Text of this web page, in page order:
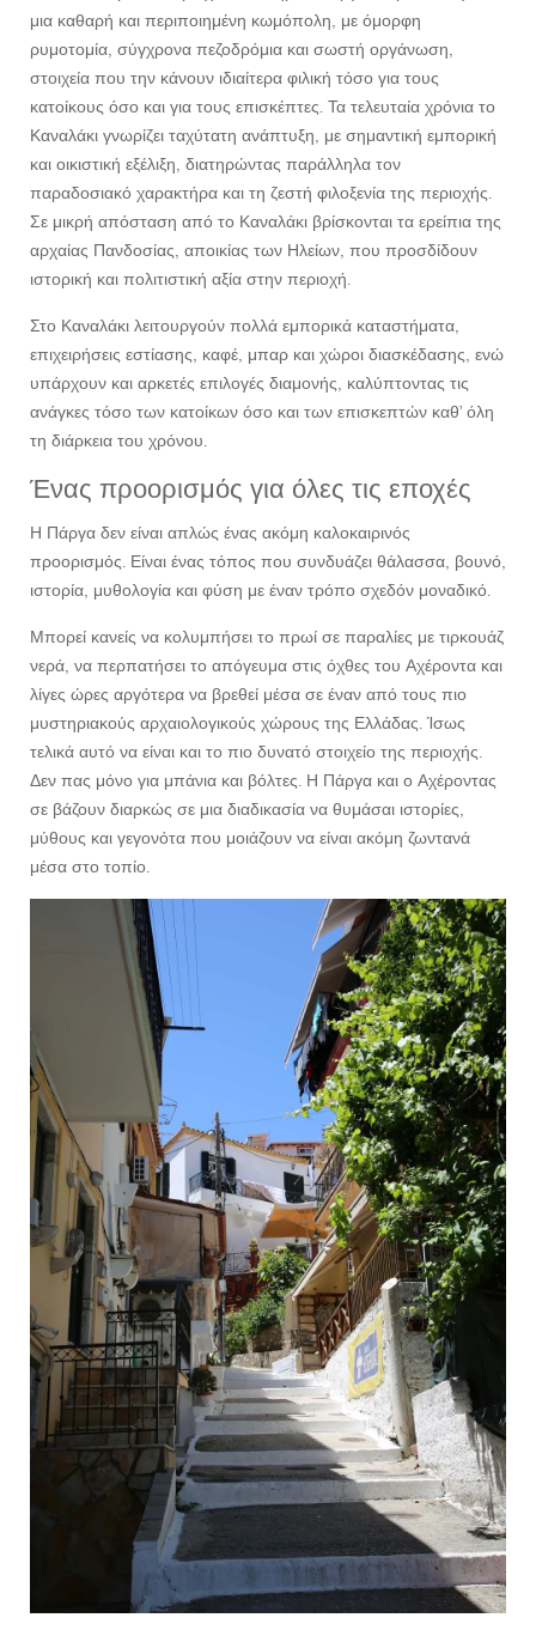
μια καθαρή και περιποιημένη κωμόπολη, με όμορφη
ρυμοτομία, σύγχρονα πεζοδρόμια και σωστή οργάνωση,
στοιχεία που την κάνουν ιδιαίτερα φιλική τόσο για τους
κατοίκους όσο και για τους επισκέπτες. Τα τελευταία χρόνια το
Καναλάκι γνωρίζει ταχύτατη ανάπτυξη, με σημαντική εμπορική
και οικιστική εξέλιξη, διατηρώντας παράλληλα τον
παραδοσιακό χαρακτήρα και τη ζεστή φιλοξενία της περιοχής.
Σε μικρή απόσταση από το Καναλάκι βρίσκονται τα ερείπια της
αρχαίας Πανδοσίας, αποικίας των Ηλείων, που προσδίδουν
ιστορική και πολιτιστική αξία στην περιοχή.
Στο Καναλάκι λειτουργούν πολλά εμπορικά καταστήματα,
επιχειρήσεις εστίασης, καφέ, μπαρ και χώροι διασκέδασης, ενώ
υπάρχουν και αρκετές επιλογές διαμονής, καλύπτοντας τις
ανάγκες τόσο των κατοίκων όσο και των επισκεπτών καθ’ όλη
τη διάρκεια του χρόνου.
Ένας προορισμός για όλες τις εποχές
Η Πάργα δεν είναι απλώς ένας ακόμη καλοκαιρινός
προορισμός. Είναι ένας τόπος που συνδυάζει θάλασσα, βουνό,
ιστορία, μυθολογία και φύση με έναν τρόπο σχεδόν μοναδικό.
Μπορεί κανείς να κολυμπήσει το πρωί σε παραλίες με τιρκουάζ
νερά, να περπατήσει το απόγευμα στις όχθες του Αχέροντα και
λίγες ώρες αργότερα να βρεθεί μέσα σε έναν από τους πιο
μυστηριακούς αρχαιολογικούς χώρους της Ελλάδας. Ίσως
τελικά αυτό να είναι και το πιο δυνατό στοιχείο της περιοχής.
Δεν πας μόνο για μπάνια και βόλτες. Η Πάργα και ο Αχέροντας
σε βάζουν διαρκώς σε μια διαδικασία να θυμάσαι ιστορίες,
μύθους και γεγονότα που μοιάζουν να είναι ακόμη ζωντανά
μέσα στο τοπίο.